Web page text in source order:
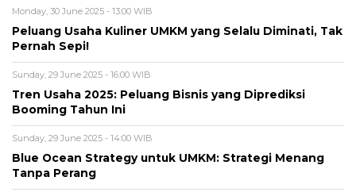
Monday, 30 June 2025 - 13:00 WIB
Peluang Usaha Kuliner UMKM yang Selalu Diminati, Tak
Pernah Sepi!
Sunday, 29 June 2025 - 16:00 WIB
Tren Usaha 2025: Peluang Bisnis yang Diprediksi
Booming Tahun Ini
Sunday, 29 June 2025 - 14:00 WIB
Blue Ocean Strategy untuk UMKM: Strategi Menang
Tanpa Perang